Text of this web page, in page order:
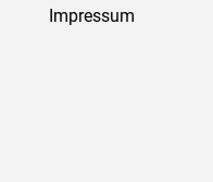
Impressum